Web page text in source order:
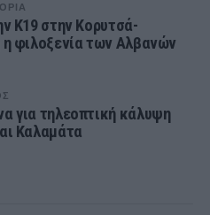
Κ19 στην Κορυτσά-
η φιλοξενία των Αλβανών
για τηλεοπτική κάλυψη
Καλαμάτα